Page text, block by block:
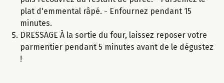
plat d'emmental râpé. - Enfournez pendant 15
minutes.
DRESSAGE À la sortie du four, laissez reposer votre
parmentier pendant 5 minutes avant de le dégustez
!